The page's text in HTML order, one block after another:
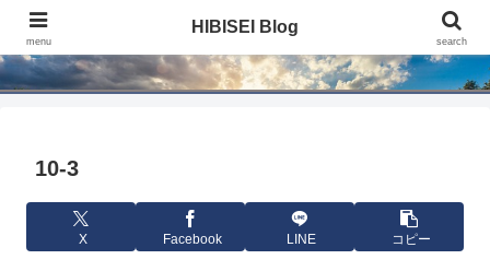
HIBISEI Blog
10-3
X Facebook LINE コピー
menu
HIBISEI Blog
search